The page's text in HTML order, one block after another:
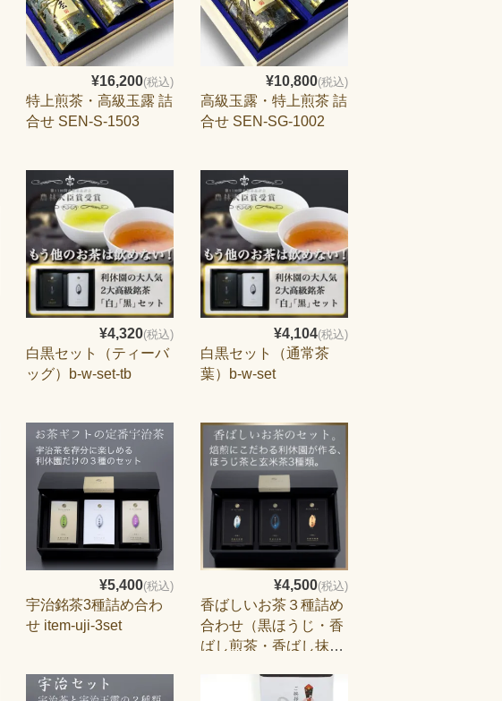
¥16,200(税込)
特上煎茶・高級玉露 詰
合せ SEN-S-1503
¥10,800(税込)
高級玉露・特上煎茶 詰
合せ SEN-SG-1002
¥4,320(税込)
白黒セット（ティーバ
ッグ）b-w-set-tb
¥4,104(税込)
白黒セット（通常茶
葉）b-w-set
¥5,400(税込)
宇治銘茶3種詰め合わ
せ item-uji-3set
¥4,500(税込)
香ばしいお茶３種詰め
合わせ（黒ほうじ・香
ばし煎茶・香ばし抹茶